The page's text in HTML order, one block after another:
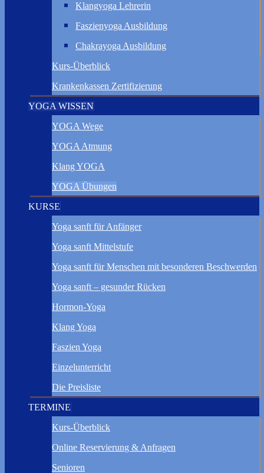
Klangyoga Lehrerin
Faszienyoga Ausbildung
Chakrayoga Ausbildung
Kurs-Überblick
Krankenkassen Zertifizierung
YOGA WISSEN
YOGA Wege
YOGA Atmung
Klang YOGA
YOGA Übungen
KURSE
Yoga sanft für Anfänger
Yoga sanft Mittelstufe
Yoga sanft für Menschen mit besonderen Beschwerden
Yoga sanft – gesunder Rücken
Hormon-Yoga
Klang Yoga
Faszien Yoga
Einzelunterricht
Die Preisliste
TERMINE
Kurs-Überblick
Online Reservierung & Anfragen
Senioren